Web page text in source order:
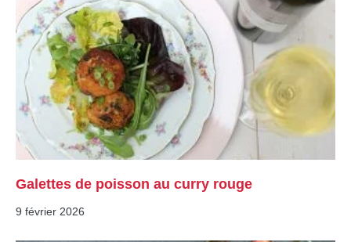
Galettes de poisson au curry rouge
9 février 2026